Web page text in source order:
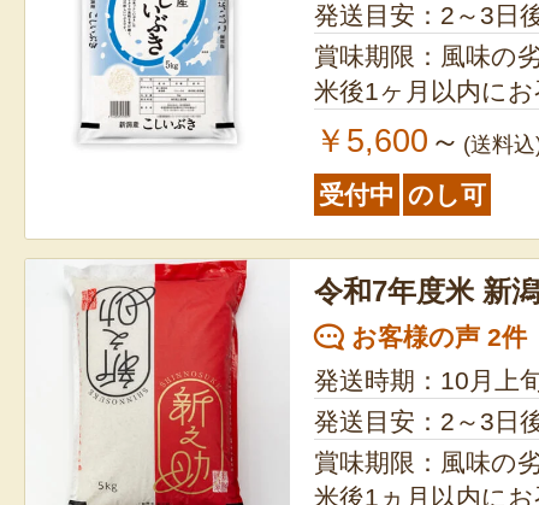
発送目安：2～3日
賞味期限：風味の
米後1ヶ月以内に
￥5,600 ～ (送料
受付中 のし可
令和7年度米 新
お客様の声 2件
発送時期：10月上
発送目安：2～3日
賞味期限：風味の
米後1ヵ月以内に